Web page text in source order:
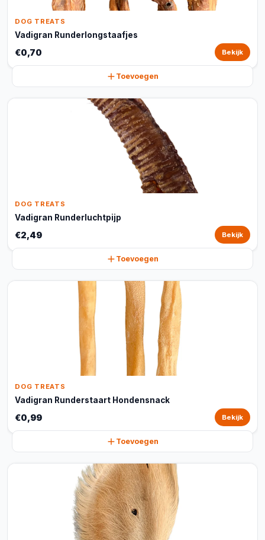
DOG TREATS
Vadigran Runderlongstaafjes
€0,70 Bekijk
Toevoegen
DOG TREATS
Vadigran Runderluchtpijp
€2,49 Bekijk
Toevoegen
DOG TREATS
Vadigran Runderstaart Hondensnack
€0,99 Bekijk
Toevoegen